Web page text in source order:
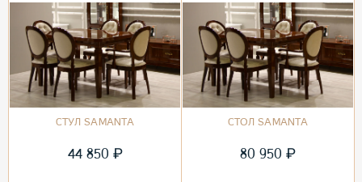
СТУЛ SAMANTA
44 850 ₽
СТОЛ SAMANTA
80 950 ₽